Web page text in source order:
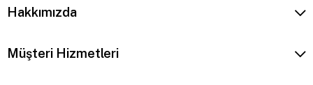
Hakkımızda
Müşteri Hizmetleri